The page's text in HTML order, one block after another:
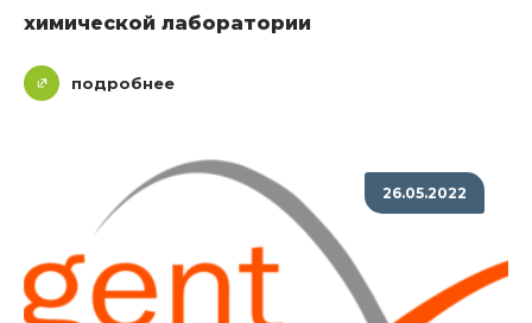
химической лаборатории
подробнее
26.05.2022